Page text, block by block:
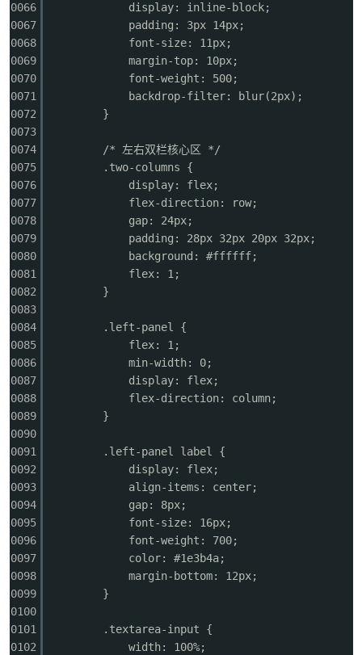
0066
0067
0068
0069
0070
0071
0072
0073
0074
0075
0076
0077
0078
0079
0080
0081
0082
0083
0084
0085
0086
0087
0088
0089
0090
0091
0092
0093
0094
0095
0096
0097
0098
0099
0100
0101
0102
display: inline-block;
padding: 3px 14px;
font-size: 11px;
margin-top: 10px;
font-weight: 500;
backdrop-filter: blur(2px);
}
/* 左右双栏核心区 */
.two-columns {
display: flex;
flex-direction: row;
gap: 24px;
padding: 28px 32px 20px 32px;
background: #ffffff;
flex: 1;
}
.left-panel {
flex: 1;
min-width: 0;
display: flex;
flex-direction: column;
}
.left-panel label {
display: flex;
align-items: center;
gap: 8px;
font-size: 16px;
font-weight: 700;
color: #1e3b4a;
margin-bottom: 12px;
}
.textarea-input {
width: 100%;